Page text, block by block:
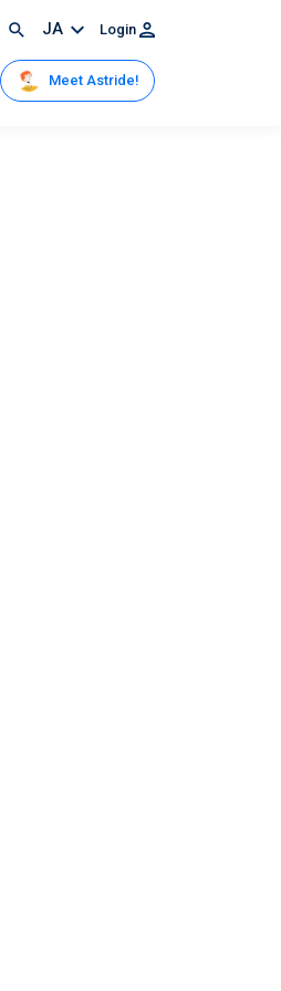
JA Login
Meet Astride!